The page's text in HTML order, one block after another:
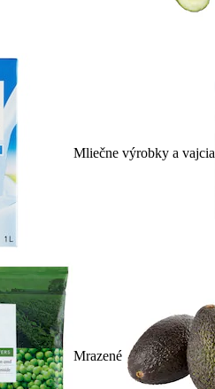
Mliečne výrobky a vajcia
Mrazené